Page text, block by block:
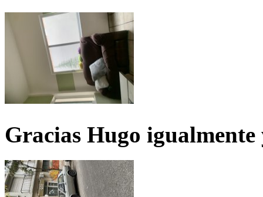
Gracias Hugo igualmente